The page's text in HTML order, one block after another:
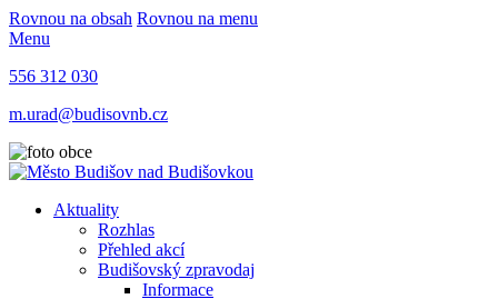
Rovnou na obsah Rovnou na menu
Menu
556 312 030
m.urad@budisovnb.cz
Aktuality
Rozhlas
Přehled akcí
Budišovský zpravodaj
Informace